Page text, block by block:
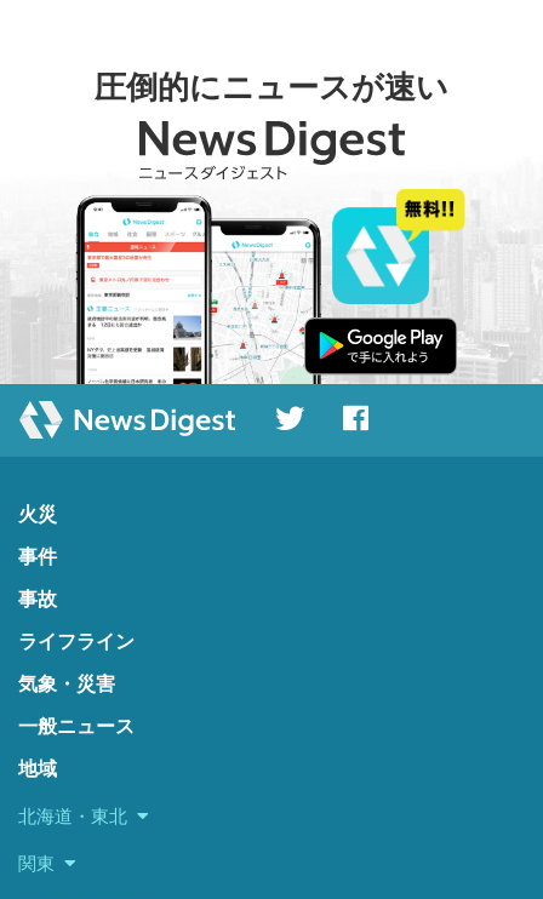
圧倒的にニュースが速い
火災
事件
事故
ライフライン
気象・災害
一般ニュース
地域
北海道・東北
関東